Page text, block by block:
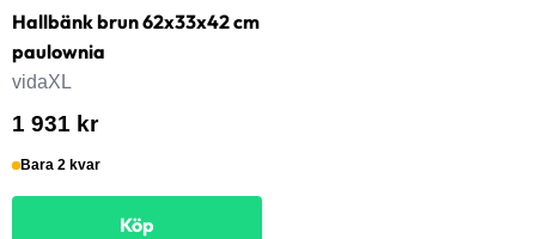
Hallbänk brun 62x33x42 cm
paulownia
vidaXL
1 931 kr
Bara 2 kvar
Köp